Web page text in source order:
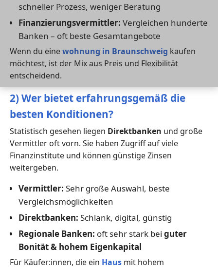
schneller Prozess, weniger Beratung
Finanzierungsvermittler: Vergleichen hunderte
Banken – oft beste Gesamtangebote
Wenn du einewohnung in Braunschweig kaufen
möchtest, ist der Mix aus Preis und Flexibilität
entscheidend.
2) Wer bietet erfahrungsgemäß die
besten Konditionen?
Statistisch gesehen liegen Direktbanken und große
Vermittler oft vorn. Sie haben Zugriff auf viele
Finanzinstitute und können günstige Zinsen
weitergeben.
Vermittler: Sehr große Auswahl, beste
Vergleichsmöglichkeiten
Direktbanken: Schlank, digital, günstig
Regionale Banken: oft sehr stark bei guter
Bonität & hohem Eigenkapital
Für Käufer:innen, die ein Haus mit hohem